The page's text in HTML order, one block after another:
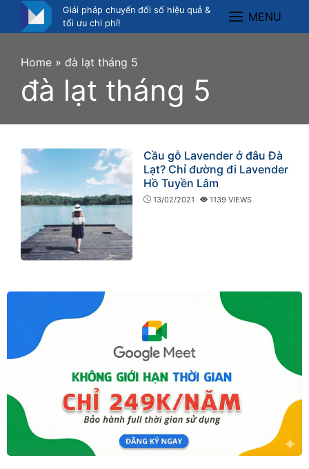
Giải pháp chuyển đổi số hiệu quả &
tối ưu chi phí!
Menu
MENU
Home » đà lạt tháng 5
đà lạt tháng 5
Cầu gỗ Lavender ở đâu Đà
Lạt? Chỉ đường đi Lavender
Hồ Tuyền Lâm
13/02/2021 1139 VIEWS